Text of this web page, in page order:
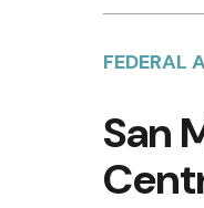
FEDERAL
San